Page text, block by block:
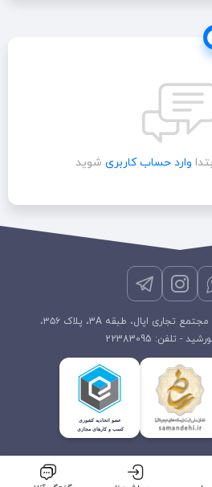
وارد حساب کاربری شوید
سعادت آباد، میدان کتاب، مجتمع تجاری اپال، طبقه 3A، پلاک ۳۵۶،
- تلفن: 22383095